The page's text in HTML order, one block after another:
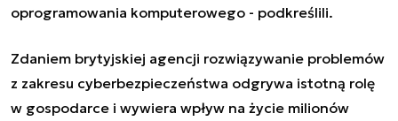
oprogramowania komputerowego - podkreślili.
Zdaniem brytyjskiej agencji rozwiązywanie problemów
z zakresu cyberbezpieczeństwa odgrywa istotną rolę
w gospodarce i wywiera wpływ na życie milionów